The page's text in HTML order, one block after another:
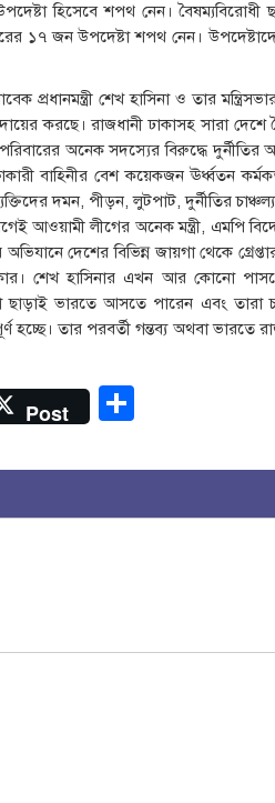
হিসেবে শপথ নেন। বৈষম্যবিরোধী
১৭ জন উপদেষ্টা শপথ নেন। উপদেষ্টাদের
প্রধানমন্ত্রী শেখ হাসিনা ও তার
করছে। রাজধানী ঢাকাসহ সারা দেশে
অনেক সদস্যের বিরুদ্ধে
বাহিনীর বেশ কয়েকজন ঊর্ধ্বতন
দমন, পীড়ন, লুটপাট, দুর্নীতির
আওয়ামী লীগের অনেক মন্ত্রী, এমপি
দেশের বিভিন্ন জায়গা থেকে
শেখ হাসিনার এখন আর কোনো
ছাড়াই ভারতে আসতে পারেন এবং তারা
তার পরবর্তী গন্তব্য অথবা ভারতে
Post